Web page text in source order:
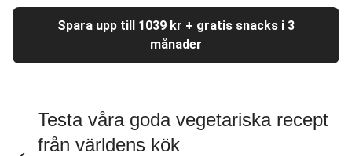
Spara upp till 1039 kr + gratis snacks i 3
månader
Testa våra goda vegetariska recept
från världens kök